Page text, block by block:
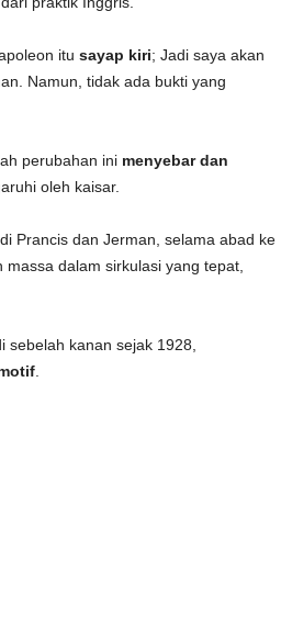
itu sayap kiri; Jadi saya akan
Namun, tidak ada bukti yang
perubahan ini menyebar dan
oleh kaisar.
Prancis dan Jerman, selama abad ke
dalam sirkulasi yang tepat,
kanan sejak 1928,
.